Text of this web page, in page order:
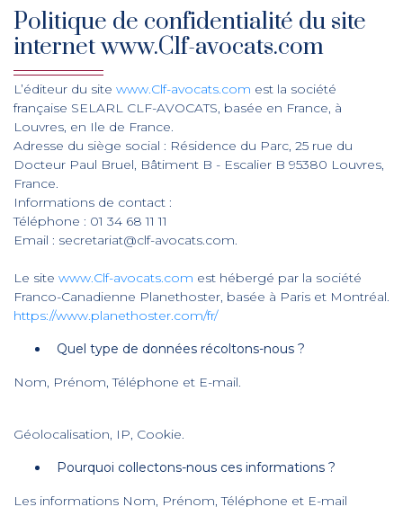
Politique de confidentialité du site
internet www.Clf-avocats.com
L’éditeur du site www.Clf-avocats.com est la société
française SELARL CLF-AVOCATS, basée en France, à
Louvres, en Ile de France.
Adresse du siège social : Résidence du Parc, 25 rue du
Docteur Paul Bruel, Bâtiment B - Escalier B 95380 Louvres,
France.
Informations de contact :
Téléphone : 01 34 68 11 11
Email : secretariat@clf-avocats.com.
Le site www.Clf-avocats.com est hébergé par la société
Franco-Canadienne Planethoster, basée à Paris et Montréal.
https://www.planethoster.com/fr/
Quel type de données récoltons-nous ?
Nom, Prénom, Téléphone et E-mail.
Géolocalisation, IP, Cookie.
Pourquoi collectons-nous ces informations ?
Les informations Nom, Prénom, Téléphone et E-mail